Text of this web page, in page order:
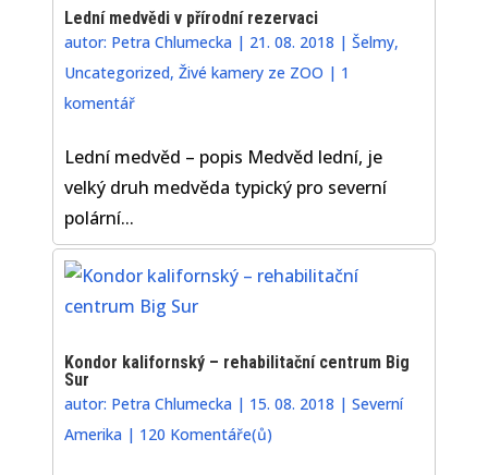
Lední medvědi v přírodní rezervaci
autor: Petra Chlumecka | 21. 08. 2018 |Šelmy,
Uncategorized,Živé kamery ze ZOO | 1
komentář
Lední medvěd – popis Medvěd lední, je
velký druh medvěda typický pro severní
polární...
Kondor kalifornský – rehabilitační centrum Big
Sur
autor: Petra Chlumecka | 15. 08. 2018 |Severní
Amerika | 120 Komentáře(ů)